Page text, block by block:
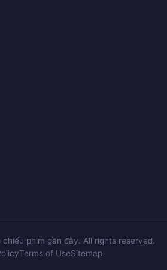
phim gần đây. All rights reserved.
Terms of UseSitemap